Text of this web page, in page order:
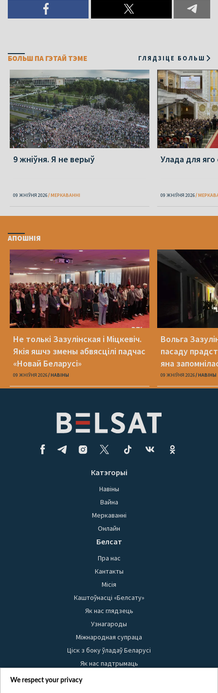
БОЛЬШ ПА ГЭТАЙ ТЭМЕ ГЛЯДЗІЦЕ БОЛЬШ
9 жніўня. Я не верыў
09 ЖНІЎНЯ 2026 МЕРКАВАННI
Улада для
09 ЖНІЎНЯ 2026
АПОШНІЯ
Не толькі Зазулінская і Міцкевіч.
Якія яшчэ змены абвясцілі падчас
«Новай Беларусі»
09 ЖНІЎНЯ 2026 НАВІНЫ
Вольга
пасаду
яна
09 ЖНІЎНЯ 2026 НАВІНЫ
Катэгорыі
Навіны
Вайна
Меркаванні
Онлайн
Белсат
Пра нас
Кантакты
Місія
Каштоўнасці «Белсату»
Як нас глядзець
Узнагароды
Міжнародная супраца
Ціск з боку ўладаў Беларусі
Як нас падтрымаць
Правілы выкарыстання матэрыялаў
We respect your privacy